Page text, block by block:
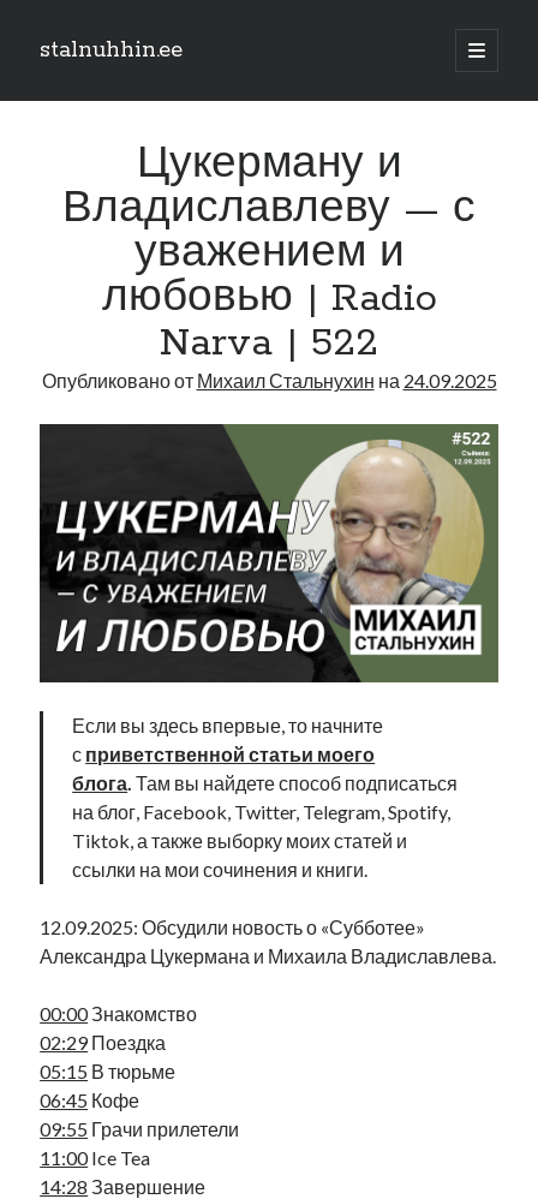
stalnuhhin.ee
отрыть
Боковая
панель
Книга
Образование
Парламент и правительство
Фотографии
Экономика
Эстония и Россия
Юмор
Метки
radio narva takinada андрус ансип
ансиппиада безработица видео
в поисках здравого смысла
евросоюз интервью история кабинетные истории
катри райк кая каллас книга маська нарва
памятники парад клоунов
подкаст
рийгикогу
русскоязычное образование
т.х. ильвес
танк
эстония эстонский язык
Цукерману и
Владиславлеву — с
уважением и
любовью | Radio
Narva | 522
Опубликовано от Михаил Стальнухин на 24.09.2025
Если вы здесь впервые, то начните
с приветственной статьи моего
блога Там вы найдете способ подписаться
на блог, Facebook, Twitter, Telegram, Spotify,
Tiktok, а также выборку моих статей и
ссылки на мои сочинения и книги.
12.09.2025: Обсудили новость о «Субботее»
Александра Цукермана и Михаила Владиславлева.
00:00Знакомство
02:29Поездка
05:15 В тюрьме
06:45 Кофе
09:55 Грачи прилетели
11:00Ice Tea
14:28 Завершение